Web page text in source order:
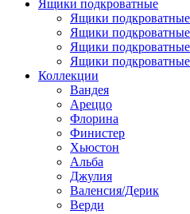
Ящики подкроватные
Ящики подкроватные
Ящики подкроватные
Ящики подкроватные
Ящики
Коллекции
Вандея
Ареццо
Флорина
Финистер
Хьюстон
Альба
Джулия
Валенсия/Дерик
Верди